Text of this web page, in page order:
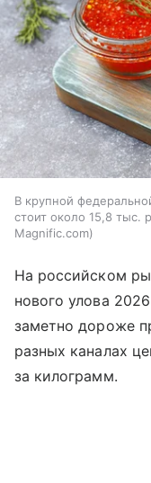
В крупной
стоит около 15,8 тыс.
Magnific.com
На российском
нового улова
заметно дороже
разных каналах
за килограмм.